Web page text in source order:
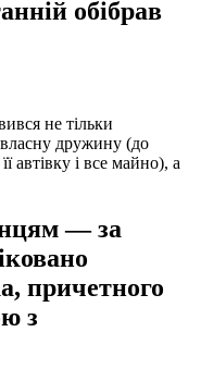
обібрав
не тільки
дружину (до
автівку і все майно), а
— за
причетного
з